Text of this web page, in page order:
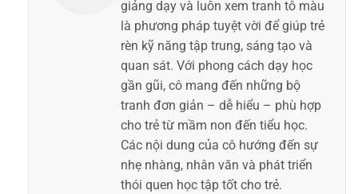
giảng dạy và luôn xem tranh tô màu
là phương pháp tuyệt vời để giúp trẻ
rèn kỹ năng tập trung, sáng tạo và
quan sát. Với phong cách dạy học
gần gũi, cô mang đến những bộ
tranh đơn giản – dễ hiểu – phù hợp
cho trẻ từ mầm non đến tiểu học.
Các nội dung của cô hướng đến sự
nhẹ nhàng, nhân văn và phát triển
thói quen học tập tốt cho trẻ.